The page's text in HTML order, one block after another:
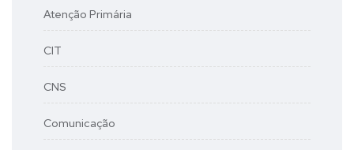
Atenção Primária
CIT
CNS
Comunicação